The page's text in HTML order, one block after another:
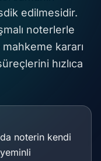
edilmesidir.
noterlerle
kararı
hızlıca
noterin kendi